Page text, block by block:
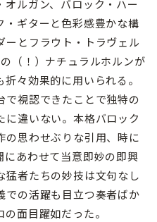
ルガン、バロック・ハー
・ギターと色彩感豊かな構
ーとフラウト・トラヴェル
（！）ナチュラルホルンが
々効果的に用いられる。
で視認できたことで独特の
違いない。本格バロック
の思わせぶりな引用、時に
にあわせて当意即妙の即興
猛者たちの妙技は文句なし
での活躍も目立つ奏者ばか
面目躍如だった。